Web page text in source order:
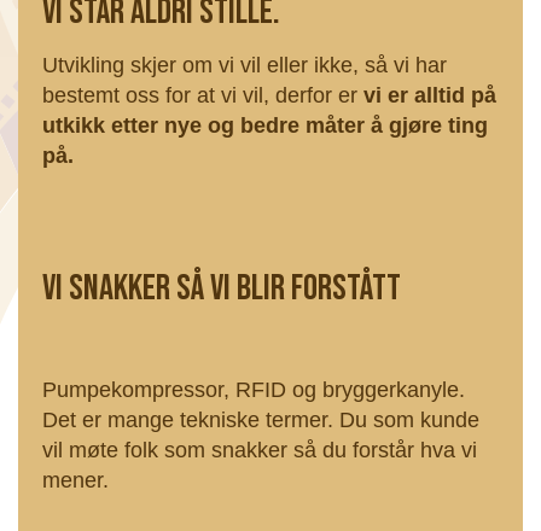
Vi st år aldri stille.
Utvikling skjer om vi vil eller ikke, så vi har
bestemt oss for at vi vil, derfor er vi er alltid på
utkikk etter nye og bedre måter å gjøre ting
på.
Vi snakker så vi blir forstått
Pumpekompressor, RFID og bryggerkanyle.
Det er mange tekniske termer. Du som kunde
vil møte folk som snakker så du forstår hva vi
mener.